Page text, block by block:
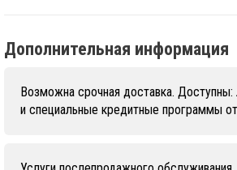
Дополнительная информация
Возможна срочная доставка. Доступны:
и специальные кредитные программы